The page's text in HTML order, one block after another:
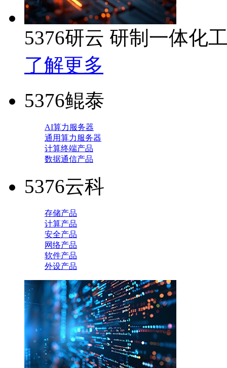
5376研云 研制一体化
了解更多
5376鲲泰
AI算力服务器
通用算力服务器
计算终端产品
数据通信产品
5376云科
存储产品
计算产品
安全产品
网络产品
软件产品
外设产品